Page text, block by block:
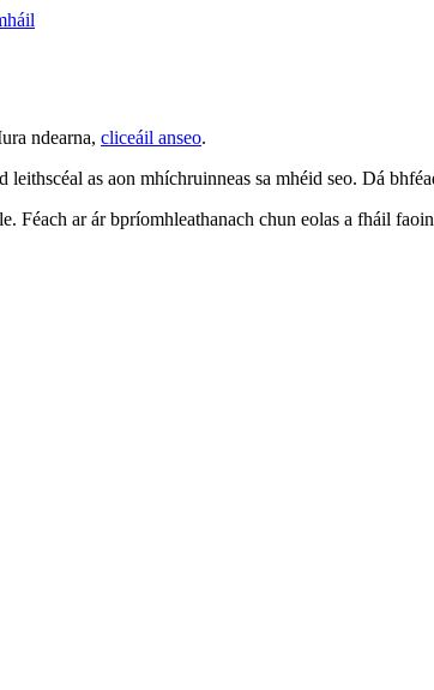
ndearna, cliceáil anseo.
as aon mhíchruinneas sa mhéid seo. Dá
Féach ar ár bpríomhleathanach chun eolas a fháil